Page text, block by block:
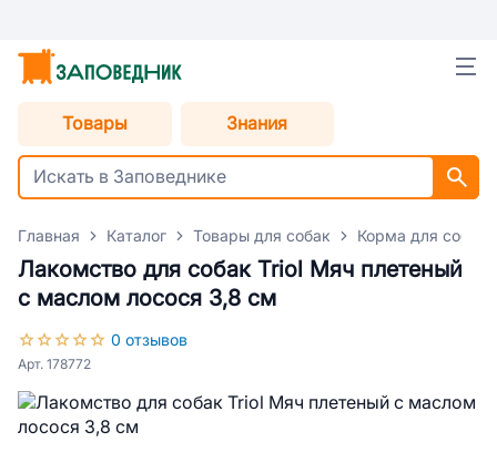
Товары Знания
Главная Каталог Товары для собак Корма для собак
Лакомство для собак Triol Мяч плетеный
с маслом лосося 3,8 см
0 отзывов
Арт. 178772